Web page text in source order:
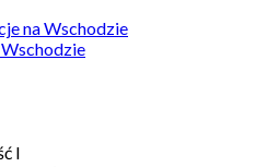
na Wschodzie
I